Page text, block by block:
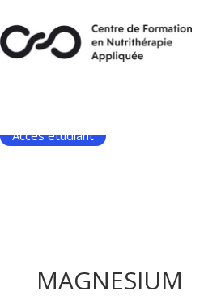
Accès étudiant
MAGNESIUM